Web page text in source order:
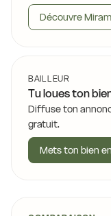
Découvre
BAILLEUR
Tu loues ton
Diffuse ton
gratuit.
Mets ton bien